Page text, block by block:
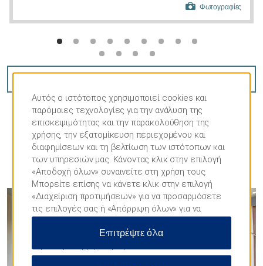
Φωτογραφίες
ΦΩΤΟΓΡΑΦΊΕΣ
Αυτός ο ιστότοπος χρησιμοποιεί cookies και
παρόμοιες τεχνολογίες για την ανάλυση της
επισκεψιμότητας και την παρακολούθηση της
χρήσης, την εξατομίκευση περιεχομένου και
διαφημίσεων και τη βελτίωση των ιστότοπων και
των υπηρεσιών μας. Κάνοντας κλικ στην επιλογή
«Αποδοχή όλων» συναινείτε στη χρήση τους.
Μπορείτε επίσης να κάνετε κλικ στην επιλογή
«Διαχείριση προτιμήσεων» για να προσαρμόσετε
τις επιλογές σας ή «Απόρριψη όλων» για να
επιτρέψετε μόνο απαραίτητα cookies. Για
περισσότερες πληροφορίες, επισκεφθείτε τη
Επιτρέψτε όλα